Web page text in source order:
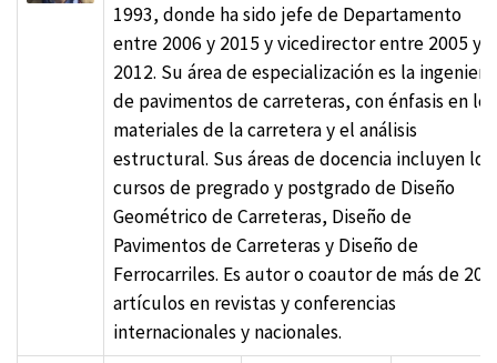
1993, donde ha sido jefe de Departamento
entre 2006 y 2015 y vicedirector entre 2005 y
2012. Su área de especialización es la
de pavimentos de carreteras, con énfasis en los
materiales de la carretera y el análisis
estructural. Sus áreas de docencia incluyen los
cursos de pregrado y postgrado de Diseño
Geométrico de Carreteras, Diseño de
Pavimentos de Carreteras y Diseño de
Ferrocarriles. Es autor o coautor de más de 200
artículos en revistas y conferencias
internacionales y nacionales.